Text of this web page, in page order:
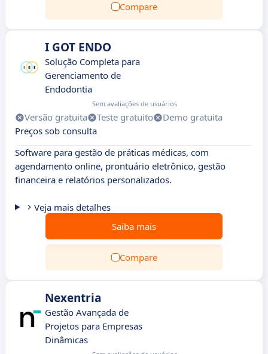
Compare
I GOT ENDO
Solução Completa para
Gerenciamento de
Endodontia
Sem avaliações de usuários
Versão gratuita Teste gratuito
Demo gratuita
Preços sob consulta
Software para gestão de práticas médicas, com
agendamento online, prontuário eletrônico, gestão
financeira e relatórios personalizados.
Veja mais detalhes
Saiba mais
Compare
Nexentria
Gestão Avançada de
Projetos para Empresas
Dinâmicas